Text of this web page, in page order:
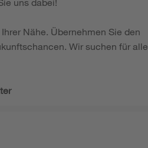
Nähe. Übernehmen Sie den
Wir suchen für alle